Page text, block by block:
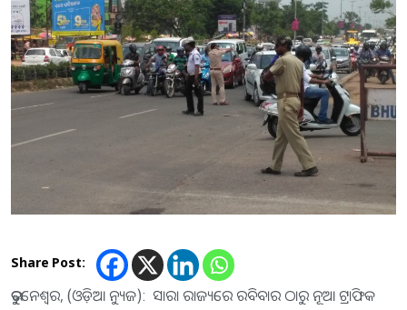
Share Post:
ଭୁୁବନେଶ୍ୱର, (ଓଡ଼ିଆ ନ୍ୟୁଜ): ସାରା ରାଜ୍ୟରେ ରବିବାର ଠାରୁ ନୂଆ ଟ୍ରାଫିକ